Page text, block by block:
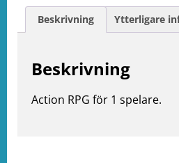
Beskrivning Ytterligare
Beskrivning
Action RPG för 1 spelare.